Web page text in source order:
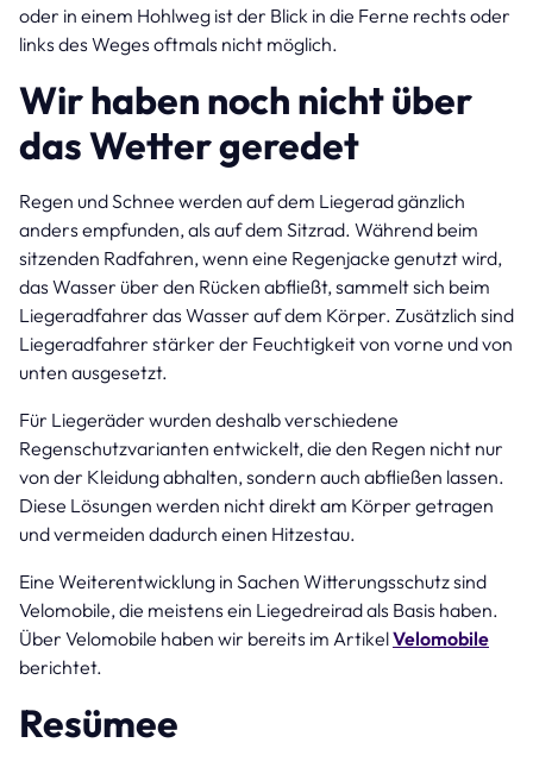
oder in einem Hohlweg ist der Blick in die Ferne rechts oder
links des Weges oftmals nicht möglich.
Wir haben noch nicht über
das Wetter geredet
Regen und Schnee werden auf dem Liegerad gänzlich
anders empfunden, als auf dem Sitzrad. Während beim
sitzenden Radfahren, wenn eine Regenjacke genutzt wird,
das Wasser über den Rücken abfließt, sammelt sich beim
Liegeradfahrer das Wasser auf dem Körper. Zusätzlich sind
Liegeradfahrer stärker der Feuchtigkeit von vorne und von
unten ausgesetzt.
Für Liegeräder wurden deshalb verschiedene
Regenschutzvarianten entwickelt, die den Regen nicht nur
von der Kleidung abhalten, sondern auch abfließen lassen.
Diese Lösungen werden nicht direkt am Körper getragen
und vermeiden dadurch einen Hitzestau.
Eine Weiterentwicklung in Sachen Witterungsschutz sind
Velomobile, die meistens ein Liegedreirad als Basis haben.
Über Velomobile haben wir bereits im ArtikelVelomobile
berichtet.
Resümee